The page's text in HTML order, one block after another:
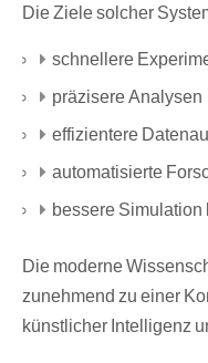
Die Ziele solcher
schnellere
präzisere Analysen
effizientere
automatisierte
bessere
Die moderne
zunehmend zu einer
künstlicher Intelligenz